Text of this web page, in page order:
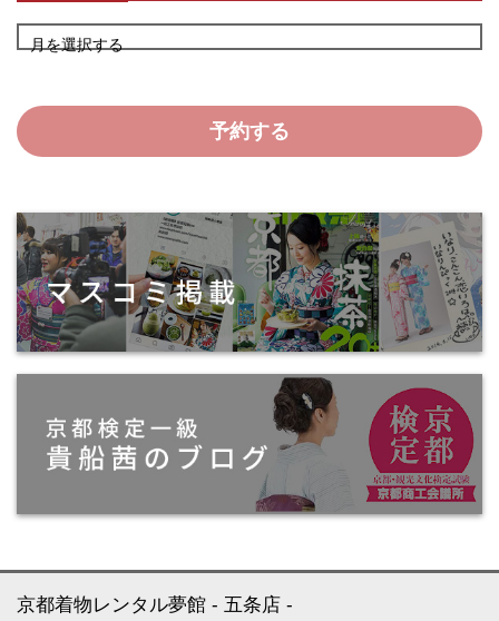
月を選択する
予約する
京都着物レンタル夢館 五条店